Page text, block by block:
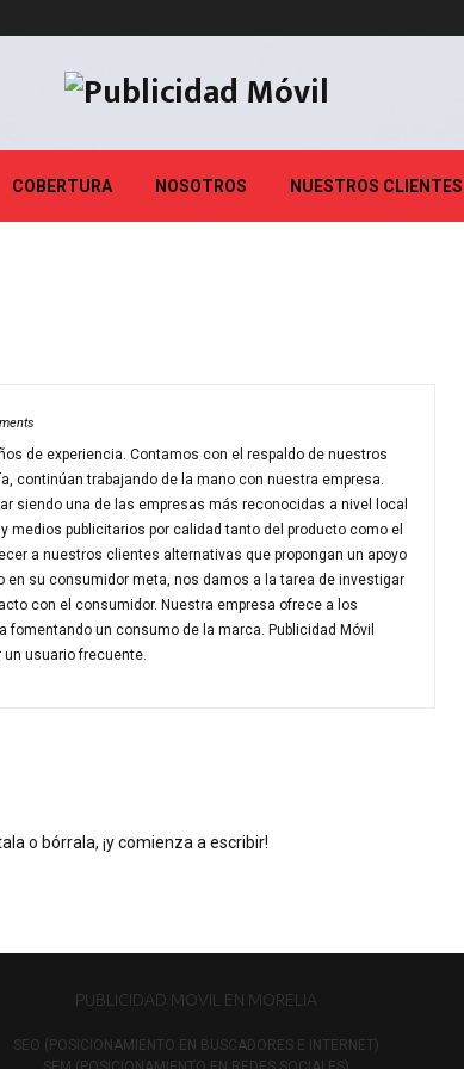
COBERTURA NOSOTROS NUESTROS CLIENTES
de experiencia. Contamos con el respaldo de nuestros
continúan trabajando de la mano con nuestra empresa.
siendo una de las empresas más reconocidas a nivel local
medios publicitarios por calidad tanto del producto como el
a nuestros clientes alternativas que propongan un apoyo
su consumidor meta, nos damos a la tarea de investigar
con el consumidor. Nuestra empresa ofrece a los
un consumo de la marca. Publicidad Móvil
un usuario frecuente.
o bórrala, ¡y comienza a escribir!
PUBLICIDAD MOVIL EN MORELIA
SEO (POSICIONAMIENTO EN BUSCADORES E INTERNET)